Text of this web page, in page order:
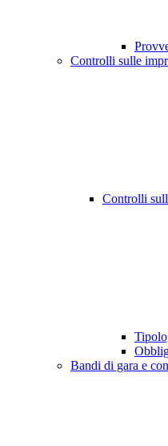
Controlli sulle
Controlli
Bandi di gara e